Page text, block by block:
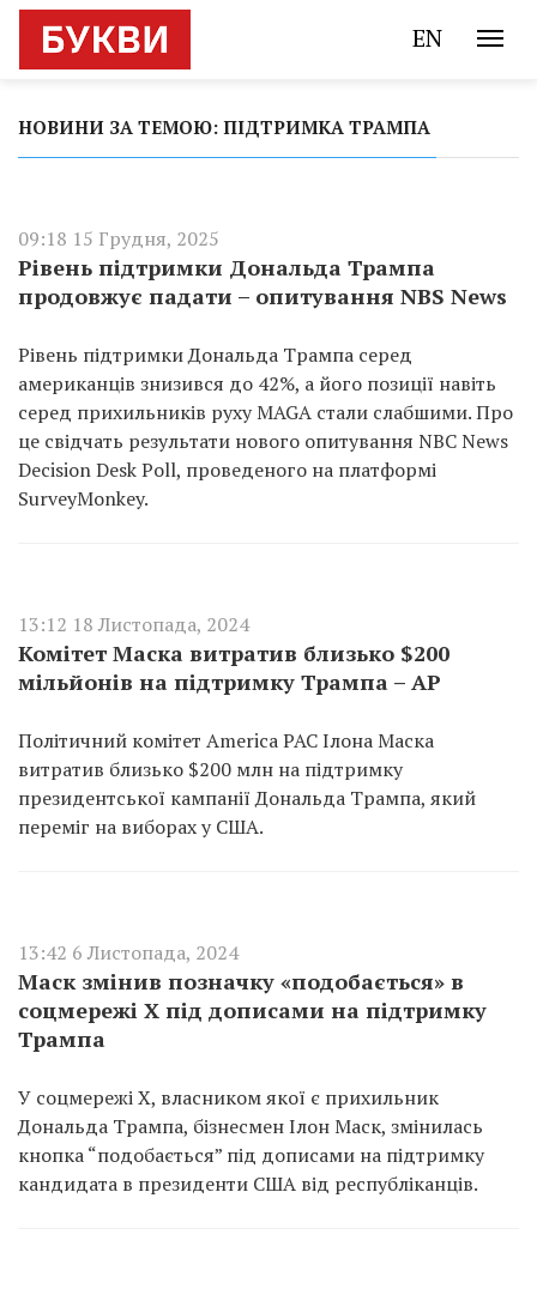
EN
НОВИНИ ЗА ТЕМОЮ: ПІДТРИМКА ТРАМПА
09:18 15 Грудня, 2025
Рівень підтримки Дональда Трампа
продовжує падати – опитування NBS News
Рівень підтримки Дональда Трампа серед
американців знизився до 42%, а його позиції навіть
серед прихильників руху MAGA стали слабшими. Про
це свідчать результати нового опитування NBC News
Decision Desk Poll, проведеного на платформі
SurveyMonkey.
13:12 18 Листопада, 2024
Комітет Маска витратив близько $200
мільйонів на підтримку Трампа – AP
Політичний комітет America PAC Ілона Маска
витратив близько $200 млн на підтримку
президентської кампанії Дональда Трампа, який
переміг на виборах у США.
13:42 6 Листопада, 2024
Маск змінив позначку «подобається» в
соцмережі Х під дописами на підтримку
Трампа
У соцмережі Х, власником якої є прихильник
Дональда Трампа, бізнесмен Ілон Маск, змінилась
кнопка “подобається” під дописами на підтримку
кандидата в президенти США від республіканців.